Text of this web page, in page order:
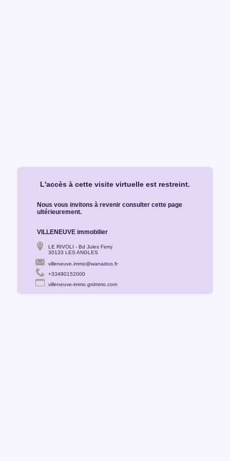
L'accès à cette visite virtuelle est restreint.
Nous vous invitons à revenir consulter cette page
ultérieurement.
VILLENEUVE immobilier
LE RIVOLI - Bd Jules Ferry
30133 LES ANGLES
villeneuve.immo@wanadoo.fr
+33490152000
villeneuve-immo.gnimmo.com